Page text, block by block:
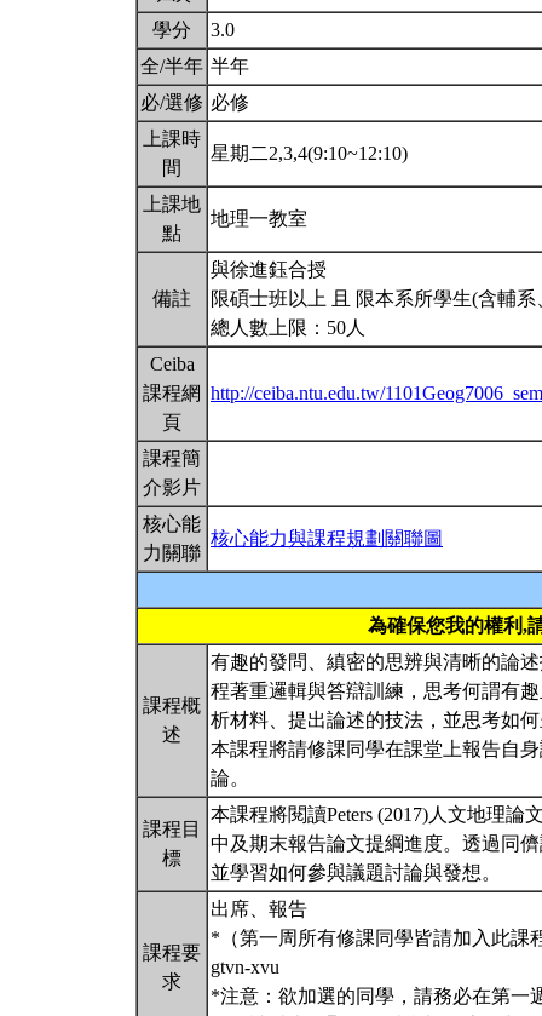
學分
3.0
全/半年 半年
必/選修 必修
上課時
間
星期二2,3,4(9:10~12:10)
上課地
點
地理一教室
備註
與徐進鈺合授
限碩士班以上 且 限本系所學生(含輔系
總人數上限：50人
Ceiba
課程網
頁
http://ceiba.ntu.edu.tw/
課程簡
介影片
核心能
力關聯
核心能力與課程規劃關聯圖
為確保您我的權利,
課程概
述
有趣的發問、縝密的思辨與清晰的論
程著重邏輯與答辯訓練，思考何謂有
析材料、提出論述的技法，並思考如
本課程將請修課同學在課堂上報告自
論。
課程目
標
本課程將閱讀Peters (2017)人文地理
中及期末報告論文提綱進度。透過同
並學習如何參與議題討論與發想。
課程要
求
出席、報告
*（第一周所有修課同學皆請加入此課
gtvn-xvu
*注意：欲加選的同學，請務必在第一